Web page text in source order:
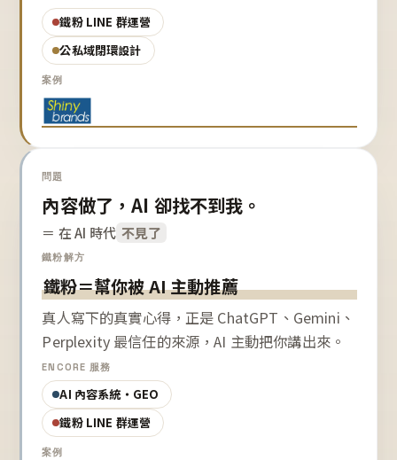
鐵粉 LINE 群運營
公私域閉環設計
案例
問題
內容做了，AI 卻找不到我。
＝ 在 AI 時代 不見了
鐵粉解方
鐵粉＝幫你被 AI 主動推薦
真人寫下的真實心得，正是 ChatGPT、Gemini、
Perplexity 最信任的來源，AI 主動把你講出來。
ENCORE 服務
AI 內容系統・GEO
鐵粉 LINE 群運營
案例